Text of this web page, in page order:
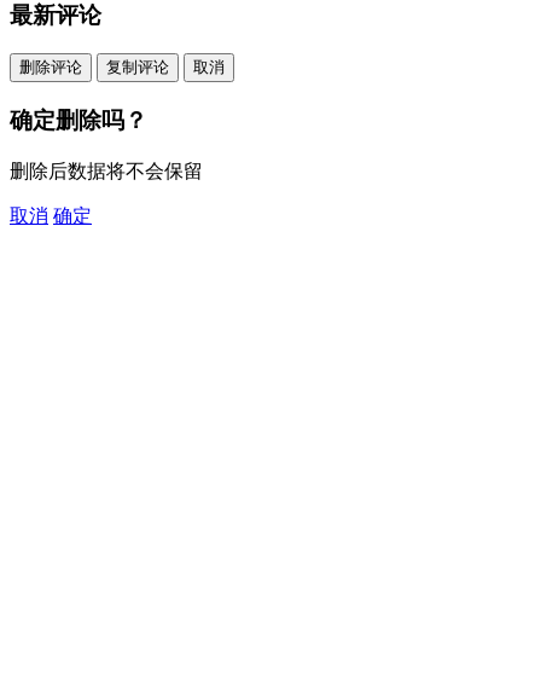
最新评论
删除评论 复制评论 取消
确定删除吗？
删除后数据将不会保留
取消 确定